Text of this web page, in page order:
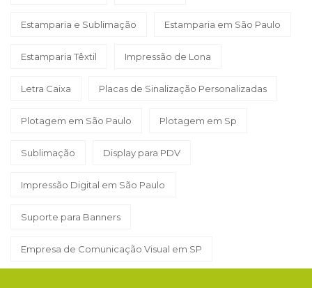
Estamparia e Sublimação Estamparia em São Paulo
Estamparia Têxtil Impressão de Lona
Letra Caixa Placas de Sinalização Personalizadas
Plotagem em São Paulo Plotagem em Sp
Sublimação Display para PDV
Impressão Digital em São Paulo
Suporte para Banners
Empresa de Comunicação Visual em SP